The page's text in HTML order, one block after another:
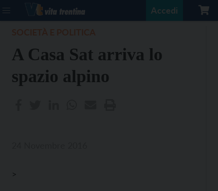
Accedi
A Casa Sat arriva lo
spazio alpino
>